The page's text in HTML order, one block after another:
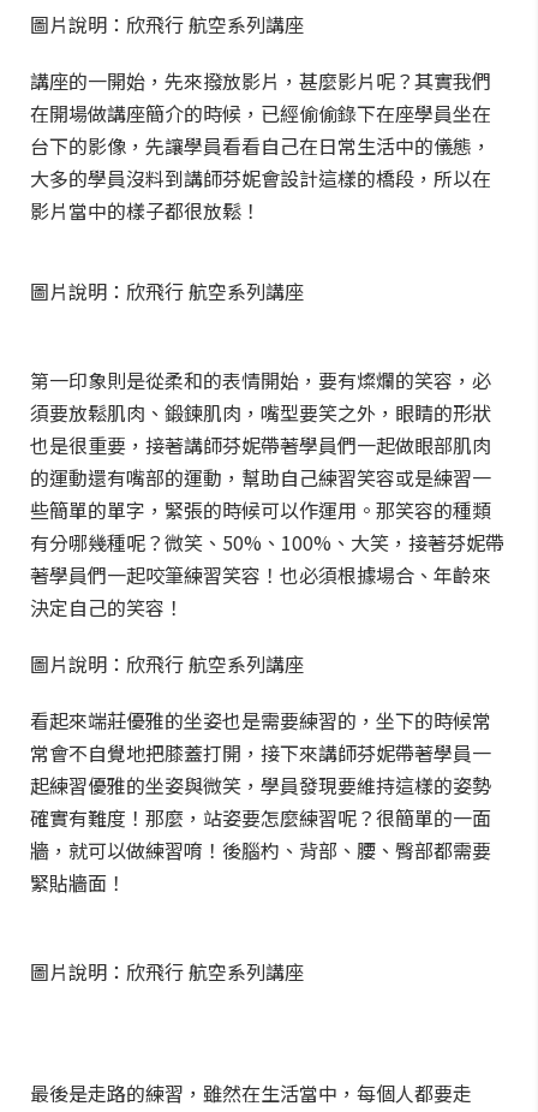
圖片說明：欣飛行 航空系列講座
講座的一開始，先來撥放影片，甚麼影片呢？其實我們
在開場做講座簡介的時候，已經偷偷錄下在座學員坐在
台下的影像，先讓學員看看自己在日常生活中的儀態，
大多的學員沒料到講師芬妮會設計這樣的橋段，所以在
影片當中的樣子都很放鬆！
圖片說明：欣飛行 航空系列講座
第一印象則是從柔和的表情開始，要有燦爛的笑容，必
須要放鬆肌肉、鍛鍊肌肉，嘴型要笑之外，眼睛的形狀
也是很重要，接著講師芬妮帶著學員們一起做眼部肌肉
的運動還有嘴部的運動，幫助自己練習笑容或是練習一
些簡單的單字，緊張的時候可以作運用。那笑容的種類
有分哪幾種呢？微笑、50%、100%、大笑，接著芬妮帶
著學員們一起咬筆練習笑容！也必須根據場合、年齡來
決定自己的笑容！
圖片說明：欣飛行 航空系列講座
看起來端莊優雅的坐姿也是需要練習的，坐下的時候常
常會不自覺地把膝蓋打開，接下來講師芬妮帶著學員一
起練習優雅的坐姿與微笑，學員發現要維持這樣的姿勢
確實有難度！那麼，站姿要怎麼練習呢？很簡單的一面
牆，就可以做練習唷！後腦杓、背部、腰、臀部都需要
緊貼牆面！
圖片說明：欣飛行 航空系列講座
最後是走路的練習，雖然在生活當中，每個人都要走